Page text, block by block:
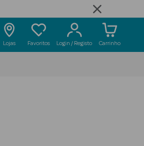
Lojas Favoritos Login / Registo Carrinho